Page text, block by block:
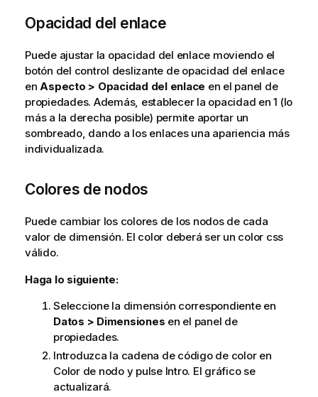
Opacidad del enlace
Puede ajustar la opacidad del enlace moviendo el
botón del control deslizante de opacidad del enlace
en Aspecto > Opacidad del enlace en el panel de
propiedades. Además, establecer la opacidad en 1 (lo
más a la derecha posible) permite aportar un
sombreado, dando a los enlaces una apariencia más
individualizada.
Colores de nodos
Puede cambiar los colores de los nodos de cada
valor de dimensión. El color deberá ser un color css
válido.
Haga lo siguiente:
Seleccione la dimensión correspondiente en
Datos > Dimensiones en el panel de
propiedades.
Introduzca la cadena de código de color en
Color de nodo y pulse Intro. El gráfico se
actualizará.